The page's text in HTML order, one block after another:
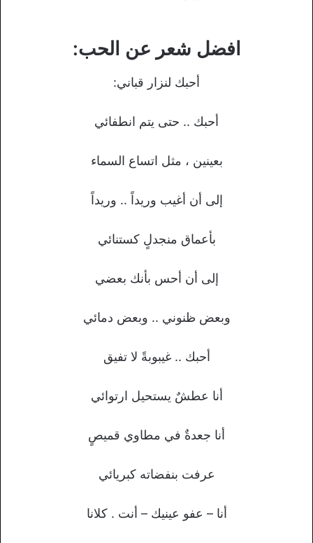
افضل شعر عن الحب:
أحبك لنزار قباني:
أحبك .. حتى يتم انطفائي
بعينين ، مثل اتساع السماء
إلى أن أغيب وريداً .. وريداً
بأعماق منجدلٍ كستنائي
إلى أن أحس بأنك بعضي
وبعض ظنوني .. وبعض دمائي
أحبك .. غيبوبةً لا تفيق
أنا عطشٌ يستحيل ارتوائي
أنا جعدةٌ في مطاوي قميصٍ
عرفت بنفضاته كبريائي
أنا – عفو عينيك – أنت . كلانا